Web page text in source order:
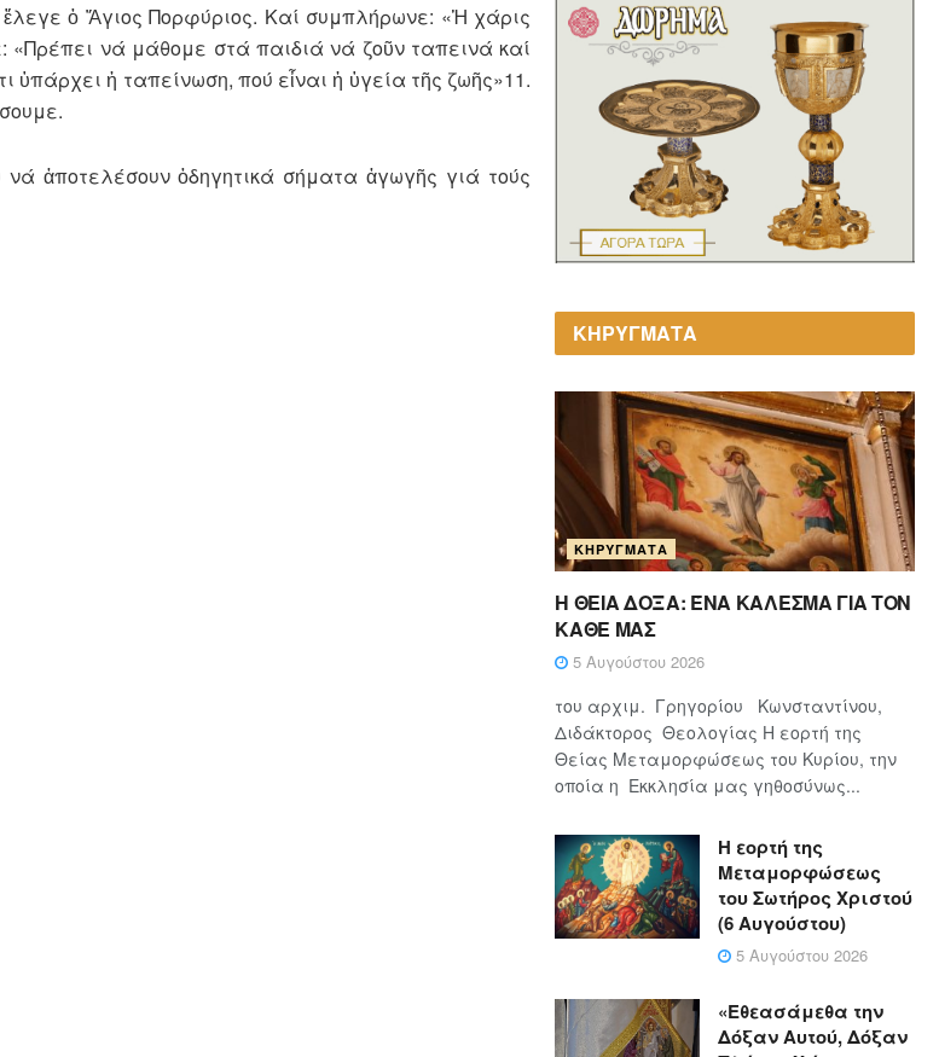
ἔλεγε ὁ Ἅγιος Πορφύριος. Καί συμπλήρωνε: «Ἡ χάρις
«Πρέπει νά μάθομε στά παιδιά νά ζοῦν ταπεινά καί
ἡ ταπείνωση, πού εἶναι ἡ ὑγεία τῆς ζωῆς»11.
ἀποτελέσουν ὁδηγητικά σήματα ἀγωγῆς γιά τούς
ΚΗΡΥΓΜΑΤΑ
ΚΗΡΎΓΜΑΤΑ
Η ΘΕΙΑ ΔΟΞΑ: ΈΝΑ ΚΑΛΕΣΜΑ ΓΙΑ ΤΟΝ
ΚΑΘΕ ΜΑΣ
5 Αυγούστου 2026
του αρχιμ. Γρηγορίου Κωνσταντίνου,
Διδάκτορος Θεολογίας Η εορτή της
Θείας Μεταμορφώσεως του Κυρίου, την
οποία η Εκκλησία μας γηθοσύνως...
Η εορτή της
Μεταμορφώσεως
του Σωτήρος Χριστού
(6 Αυγούστου)
5 Αυγούστου 2026
«Εθεασάμεθα την
Δόξαν Αυτού, Δόξαν